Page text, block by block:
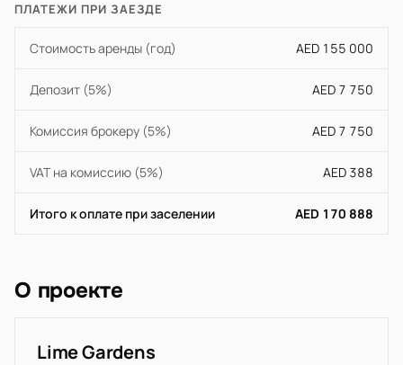
ПЛАТЕЖИ ПРИ ЗАЕЗДЕ
Стоимость аренды (год) AED 155 000
Депозит (5%) AED 7 750
Комиссия брокеру (5%) AED 7 750
VAT на комиссию (5%) AED 388
Итого к оплате при заселении AED 170 888
О проекте
Lime Gardens